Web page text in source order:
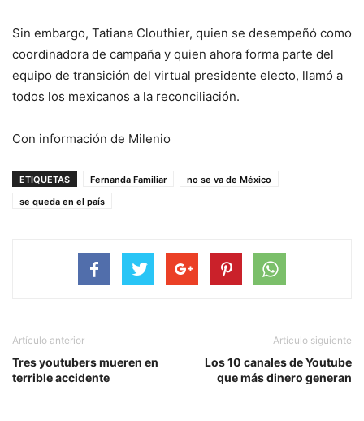
Sin embargo, Tatiana Clouthier, quien se desempeñó como
coordinadora de campaña y quien ahora forma parte del
equipo de transición del virtual presidente electo, llamó a
todos los mexicanos a la reconciliación.
Con información de Milenio
ETIQUETAS Fernanda Familiar
no se va de México
se queda en el país
Artículo anterior
Tres youtubers mueren en
terrible accidente
Artículo siguiente
Los 10 canales de Youtube
que más dinero generan